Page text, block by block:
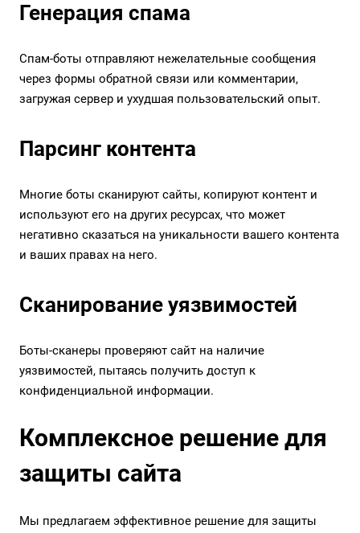
Генерация спама
Спам-боты отправляют нежелательные сообщения
через формы обратной связи или комментарии,
загружая сервер и ухудшая пользовательский опыт.
Парсинг контента
Многие боты сканируют сайты, копируют контент и
используют его на других ресурсах, что может
негативно сказаться на уникальности вашего контента
и ваших правах на него.
Сканирование уязвимостей
Боты-сканеры проверяют сайт на наличие
уязвимостей, пытаясь получить доступ к
конфиденциальной информации.
Комплексное решение для
защиты сайта
Мы предлагаем эффективное решение для защиты